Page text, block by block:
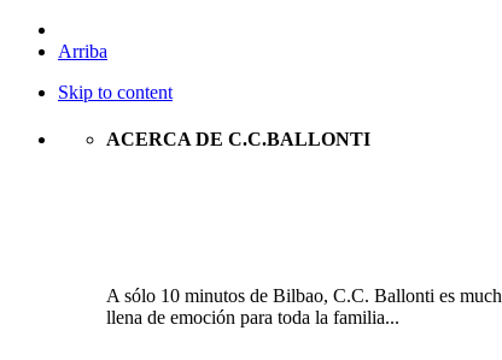
Arriba
Skip to content
ACERCA DE C.C.BALLONTI
A sólo 10 minutos de Bilbao, C.C. Ballonti es
llena de emoción para toda la familia...